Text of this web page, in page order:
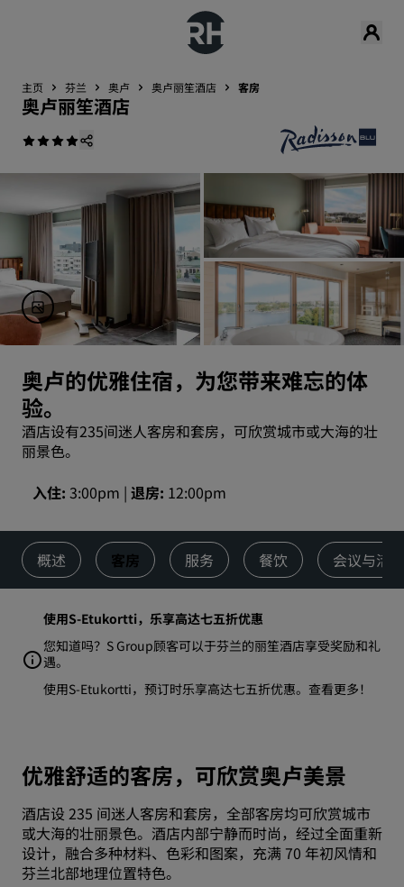
主页 芬兰 奥卢 奥卢丽笙酒店 客房
奥卢丽笙酒店
奥卢的优雅住宿，为您带来难忘的体
验。
酒店设有235间迷人客房和套房，可欣赏城市或大海的壮
丽景色。
入住 3:00pm 退房 12:00pm
概述 客房 服务 餐饮 会议与活动
使用S-Etukortti，乐享高达七五折优惠
您知道吗？S Group顾客可以于芬兰的丽笙酒店享受奖励和礼
遇。
使用S-Etukortti，预订时乐享高达七五折优惠。 查看更多！
优雅舒适的客房，可欣赏奥卢美景
酒店设 235 间迷人客房和套房，全部客房均可欣赏城市
或大海的壮丽景色。酒店内部宁静而时尚，经过全面重新
设计，融合多种材料、色彩和图案，充满 70 年初风情和
芬兰北部地理位置特色。